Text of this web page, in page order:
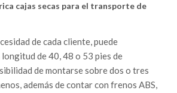
cajas secas para el transporte de
de cada cliente, puede
de 40, 48 o 53 pies de
de montarse sobre dos o tres
además de contar con frenos ABS,